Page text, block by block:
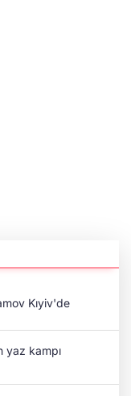
Kıyiv'de
yaz kampı